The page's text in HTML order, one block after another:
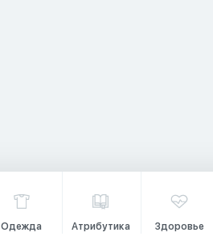
Одежда Атрибутика Здоровье